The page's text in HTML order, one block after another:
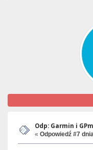
Odp: Garmin i
« Odpowiedź #7